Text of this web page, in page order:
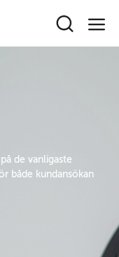
de vanligaste
både kundansökan